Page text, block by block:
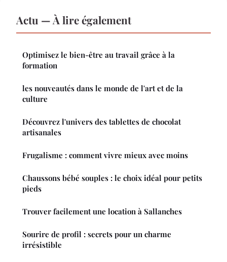
Actu — À lire également
Optimisez le bien-être au travail grâce à la
formation
les nouveautés dans le monde de l'art et de la
culture
Découvrez l'univers des tablettes de chocolat
artisanales
Frugalisme : comment vivre mieux avec moins
Chaussons bébé souples : le choix idéal pour petits
pieds
Trouver facilement une location à Sallanches
Sourire de profil : secrets pour un charme
irrésistible